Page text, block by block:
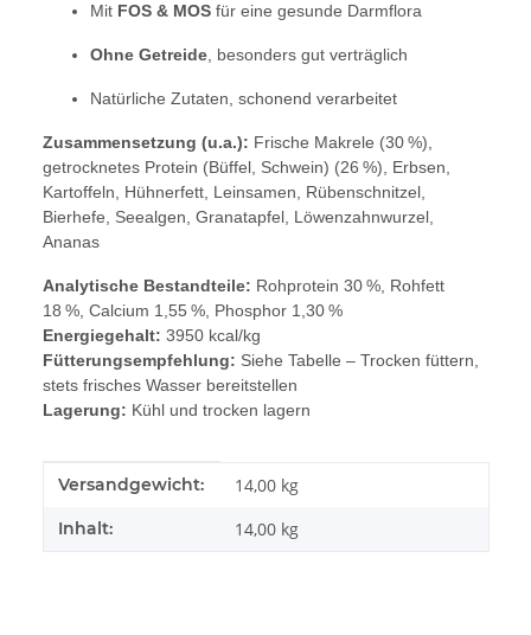
Mit FOS & MOS für eine gesunde Darmflora
Ohne Getreide , besonders gut verträglich
Natürliche Zutaten, schonend verarbeitet
Zusammensetzung (u.a.): Frische Makrele (30 %),
getrocknetes Protein (Büffel, Schwein) (26 %), Erbsen,
Kartoffeln, Hühnerfett, Leinsamen, Rübenschnitzel,
Bierhefe, Seealgen, Granatapfel, Löwenzahnwurzel,
Ananas
Analytische Bestandteile: Rohprotein 30 %, Rohfett
18 %, Calcium 1,55 %, Phosphor 1,30 %
Energiegehalt: 3950 kcal/kg
Fütterungsempfehlung: Siehe Tabelle – Trocken füttern,
stets frisches Wasser bereitstellen
Lagerung: Kühl und trocken lagern
Produkteigenschaft
Wert
Versandgewicht: 14,00 kg
Inhalt: 14,00 kg